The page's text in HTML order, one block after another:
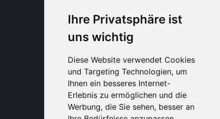
Ihre Privatsphäre ist
uns wichtig
Diese Website verwendet Cookies
und Targeting Technologien, um
Ihnen ein besseres Internet-
Erlebnis zu ermöglichen und die
Werbung, die Sie sehen, besser an
STYLIA SERVICES
SHOP B2B
TAYLOR MADE ORDERS
DROPSHIPPING
BENUTZE
REGISTRIERE